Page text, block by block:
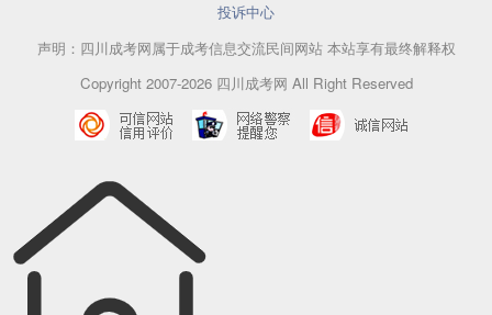
投诉中心
声明：四川成考网属于成考信息交流民间网站 本站享有最终解释权
Copyright 2007-2026 四川成考网 All Right Reserved